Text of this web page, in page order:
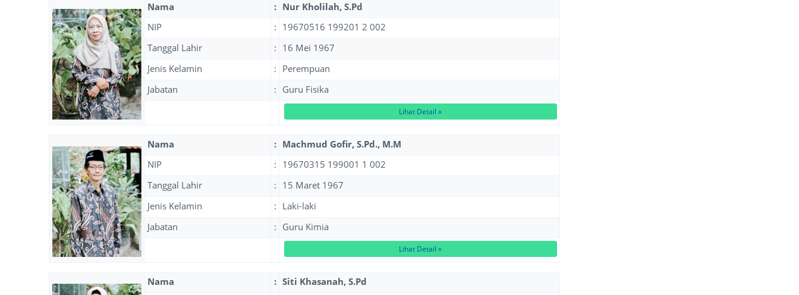
Nama : Nur Kholilah, S.Pd
NIP
: 19670516 199201 2 002
Tanggal Lahir
: 16 Mei 1967
Jenis Kelamin
: Perempuan
Jabatan
: Guru Fisika
Lihat Detail »
Nama : Machmud Gofir, S.Pd., M.M
NIP
: 19670315 199001 1 002
Tanggal Lahir
: 15 Maret 1967
Jenis Kelamin
: Laki-laki
Jabatan
: Guru Kimia
Lihat Detail »
Nama : Siti Khasanah, S.Pd